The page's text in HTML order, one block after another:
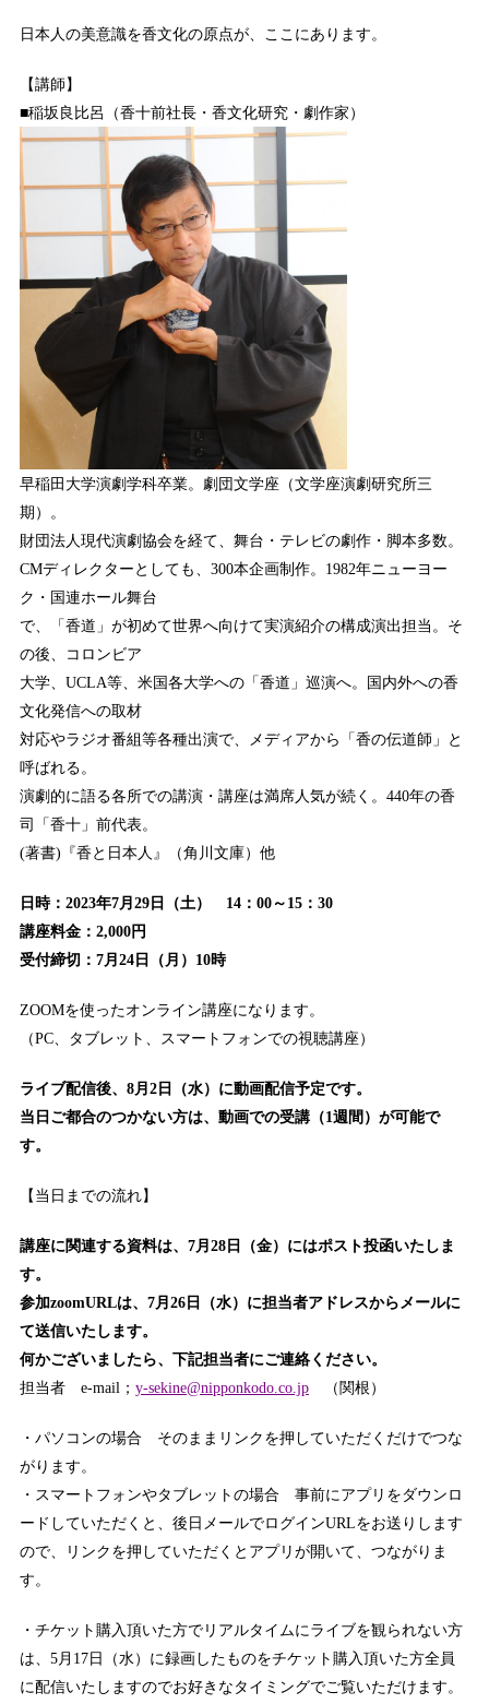
日本人の美意識を香文化の原点が、ここにあります。
【講師】
■稲坂良比呂（香十前社長・香文化研究・劇作家）
早稲⽥大学演劇学科卒業。劇団文学座（文学座演劇研究所三
期）。
財団法人現代演劇協会を経て、舞台・テレビの劇作・脚本多数。
CMディレクターとしても、300本企画制作。1982年ニューヨー
ク・国連ホール舞台
で、「香道」が初めて世界へ向けて実演紹介の構成演出担当。そ
の後、コロンビア
大学、UCLA等、米国各大学への「香道」巡演へ。国内外への香
文化発信への取材
対応やラジオ番組等各種出演で、メディアから「香の伝道師」と
呼ばれる。
演劇的に語る各所での講演・講座は満席人気が続く。440年の香
司「香十」前代表。
(著書)『香と日本人』（角川文庫）他
日時：2023年7月29日（土） 14：00～15：30
講座料金：2,000円
受付締切：7月24日（月）10時
ZOOMを使ったオンライン講座になります。
（PC、タブレット、スマートフォンでの視聴講座）
ライブ配信後、8月2日（水）に動画配信予定です。
当日ご都合のつかない方は、動画での受講（1週間）が可能で
す。
【当日までの流れ】
講座に関連する資料は、7月28日（金）にはポスト投函いたしま
す。
参加zoomURLは、7月26日（水）に担当者アドレスからメールに
て送信いたします。
何かございましたら、下記担当者にご連絡ください。
担当者 e-mail； y-sekine@nipponkodo.co.jp（関根）
・パソコンの場合 そのままリンクを押していただくだけでつな
がります。
・スマートフォンやタブレットの場合 事前にアプリをダウンロ
ードしていただくと、後日メールでログインURLをお送りします
ので、リンクを押していただくとアプリが開いて、つながりま
す。
・チケット購入頂いた方でリアルタイムにライブを観られない方
は、5月17日（水）に録画したものをチケット購入頂いた方全員
に配信いたしますのでお好きなタイミングでご覧いただけます。